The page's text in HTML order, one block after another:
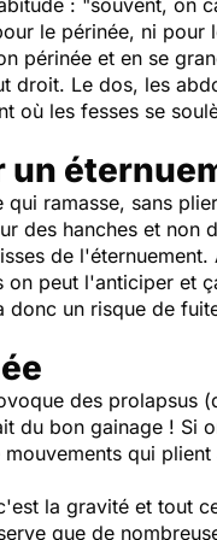
: "souvent, on
le périnée, ni pour
périnée et en se
droit. Le dos, les
où les fesses se
un
ramasse, sans
des hanches et non
de
peut l'anticiper et
un risque de
des prolapsus
du bon gainage ! Si
qui
la gravité et tout
que de